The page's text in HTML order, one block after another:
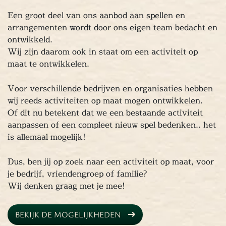
Eten Drinken Genieten Ontspannen
dagje Escape Room Geheel verzorgd
E-Chopper Tours Limburg
Drinken
Genieten Ontspannen Cultuur
Tours Dagje uit Limburg Spellen Eten
Ontspannen Cultuur Heerlijk dagje
Geheel verzorgd Arrangement E-
Dagje uit Limburg Spellen Eten Drinken
Ontspannen Cultuur
Limburg Spellen Eten Drinken
dagje
Een groot deel van ons aanbod aan spellen en
arrangementen wordt door ons eigen team bedacht en
ontwikkeld.
Wij zijn daarom ook in staat om een activiteit op
maat te ontwikkelen.
Voor verschillende bedrijven en organisaties hebben
wij reeds activiteiten op maat mogen ontwikkelen.
Of dit nu betekent dat we een bestaande activiteit
aanpassen of een compleet nieuw spel bedenken.. het
is allemaal mogelijk!
Dus, ben jij op zoek naar een activiteit op maat, voor
je bedrijf, vriendengroep of familie?
Wij denken graag met je mee!
BEKIJK DE MOGELIJKHEDEN